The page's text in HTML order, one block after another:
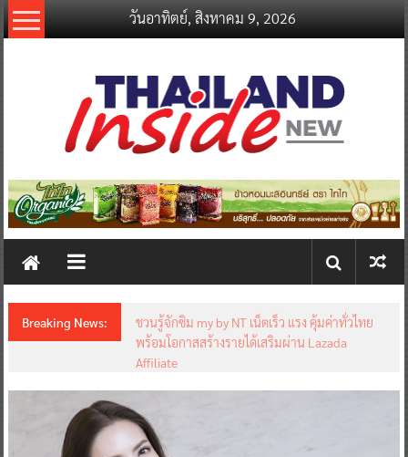
Skip
to
วันอาทิตย์, สิงหาคม 9, 2026
thailandinsidenew.com
Thailand
New
Breaking News:
ชวนรู้จักซิม my by NT เน็ตเร็ว แรง คุ้มค่าทั่วไทย
พร้อมโอกาสสร้างรายได้เสริมผ่าน Lazada
Affiliate